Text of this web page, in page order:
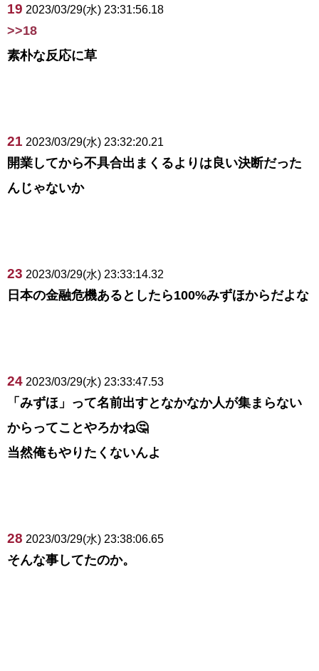
19 2023/03/29(水) 23:31:56.18
>>18
素朴な反応に草
21 2023/03/29(水) 23:32:20.21
開業してから不具合出まくるよりは良い決断だった
んじゃないか
23 2023/03/29(水) 23:33:14.32
日本の金融危機あるとしたら100%みずほからだよな
24 2023/03/29(水) 23:33:47.53
「みずほ」って名前出すとなかなか人が集まらない
からってことやろかね🤔
当然俺もやりたくないんよ
28 2023/03/29(水) 23:38:06.65
そんな事してたのか。